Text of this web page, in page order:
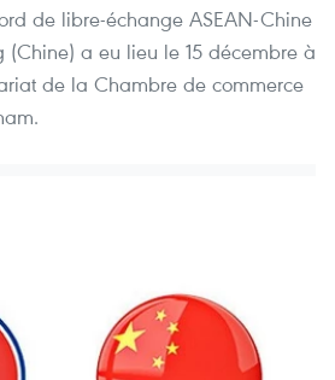
de libre-échange ASEAN-Chine
(Chine) a eu lieu le 15 décembre à
de la Chambre de commerce